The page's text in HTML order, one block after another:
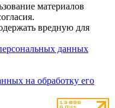
материалов
вредную для
данных
на обработку его